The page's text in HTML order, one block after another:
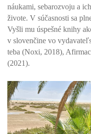
náukami, sebarozvoju a
živote. V súčasnosti sa
Vyšli mu úspešné knihy
v slovenčine vo
teba (Noxi, 2018),
(2021).